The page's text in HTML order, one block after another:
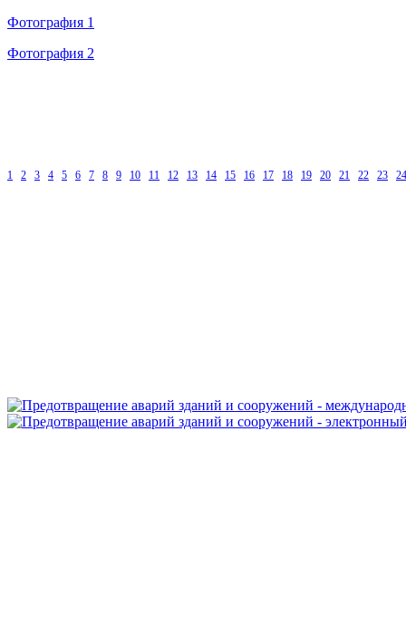
Фотография 1
Фотография 2
1 2 3 4 5 6 7 8 9 10 11 12 13 14 15 16 17 18 19 20 21 22 23 24